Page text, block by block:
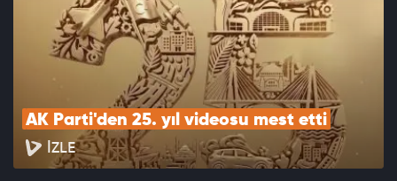
AK Parti'den 25. yıl videosu mest etti
İZLE